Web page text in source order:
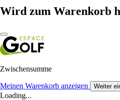
Wird zum Warenkorb
Zwischensumme
Meinen Warenkorb anzeigen Weiter
Loading...